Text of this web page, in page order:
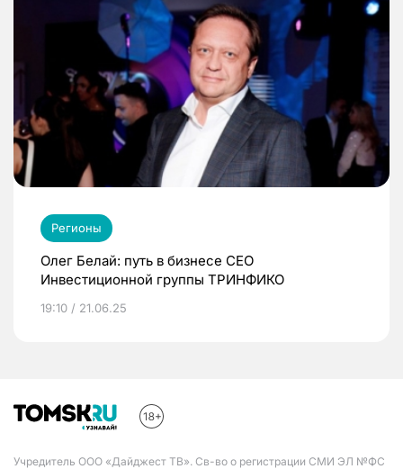
Регионы
Олег Белай: путь в бизнесе CEO
Инвестиционной группы ТРИНФИКО
19:10 / 21.06.25
Учредитель ООО «Дайджест ТВ». Св-во о регистрации СМИ ЭЛ №ФС